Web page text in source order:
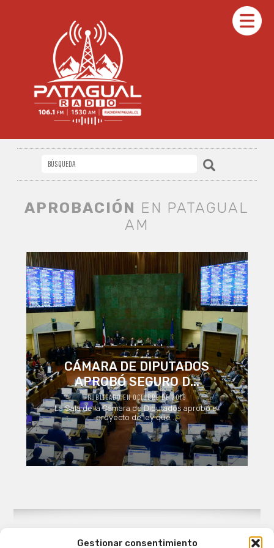
Gestionar consentimiento
APROBACIÓN EN PATAGUAL
AM
CÁMARA DE DIPUTADOS
APROBÓ SEGURO D...
PUBLICADO EN OCTUBRE DE 2019
La Sala de la Cámara de Diputados aprobó el
proyecto de ley que ...